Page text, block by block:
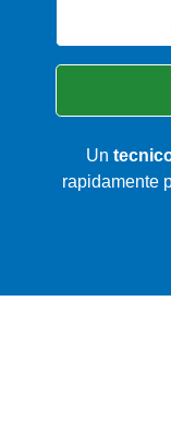
Un
rapidamente